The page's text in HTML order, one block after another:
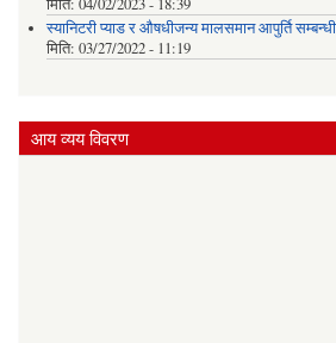
स्यानिटरी प्याड र ‌औषधीजन्य मालसमान आपुर्ति
मिति: 03/27/2022 - 11:19
आय व्यय विवरण